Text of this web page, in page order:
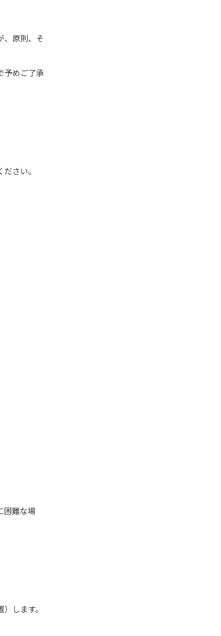
、原則、そ
予めご了承
さい。
困難な場
します。